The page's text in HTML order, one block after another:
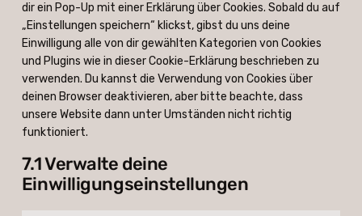
dir ein Pop-Up mit einer Erklärung über Cookies. Sobald du auf
„Einstellungen speichern“ klickst, gibst du uns deine
Einwilligung alle von dir gewählten Kategorien von Cookies
und Plugins wie in dieser Cookie-Erklärung beschrieben zu
verwenden. Du kannst die Verwendung von Cookies über
deinen Browser deaktivieren, aber bitte beachte, dass
unsere Website dann unter Umständen nicht richtig
funktioniert.
7.1 Verwalte deine
Einwilligungseinstellungen